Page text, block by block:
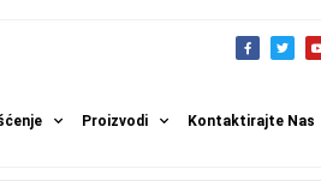
Proizvodi Kontaktirajte Nas